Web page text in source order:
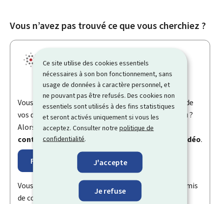
Ce site utilise des cookies essentiels
nécessaires à son bon fonctionnement, sans
usage de données à caractère personnel, et
ne pouvant pas être refusés. Des cookies non
essentiels sont utilisés à des fins statistiques
et seront activés uniquement si vous les
acceptez. Consulter notrepolitique de
confidentialité.
J'accepte
Je refuse
Vous n’avez pas trouvé ce que vous cherchiez ?
Vous avez une question à poser dans la réalisation de
vos démarches administratives ou surMyGuichet.lu ?
Alors vous pouvez utiliser notreformulaire de
contactou prendre rendez-vous pour un appel vidéo.
Formulaire de contact
Vous avez besoin d’une carte d’identité ou d’un permis
de conduire luxembourgeois ? Alors vous pouvez